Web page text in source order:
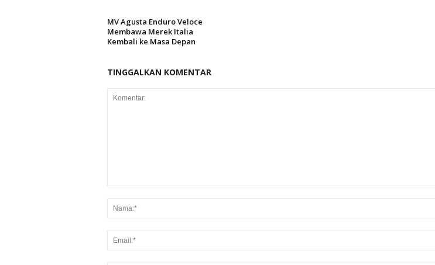
MV Agusta Enduro Veloce
Membawa Merek Italia
Kembali ke Masa Depan
TINGGALKAN KOMENTAR